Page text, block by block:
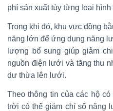
phí sản xuất tùy từng loại hình
Trong khi đó, khu vực đồng
năng lớn để ứng dụng năng
lượng bổ sung giúp giảm
nguồn điện lưới và tăng thu
dư thừa lên lưới.
Theo thông tin của các hộ
trời có thể giảm chỉ số năng